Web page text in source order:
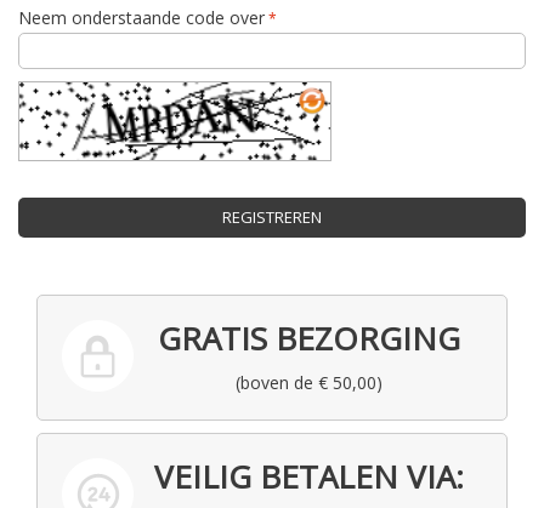
Neem onderstaande code over
REGISTREREN
GRATIS BEZORGING
(boven de € 50,00)
VEILIG BETALEN VIA: